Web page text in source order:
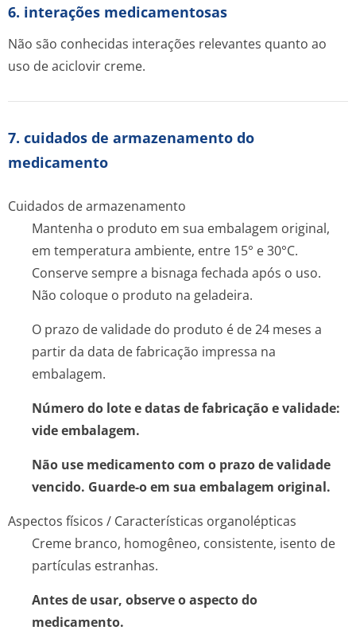
6. interações medicamentosas
Não são conhecidas interações relevantes quanto ao
uso de aciclovir creme.
7. cuidados de armazenamento do
medicamento
Cuidados de armazenamento
Mantenha o produto em sua embalagem original,
em temperatura ambiente, entre 15° e 30°C.
Conserve sempre a bisnaga fechada após o uso.
Não coloque o produto na geladeira.
O prazo de validade do produto é de 24 meses a
partir da data de fabricação impressa na
embalagem.
Número do lote e datas de fabricação e validade:
vide embalagem.
Não use medicamento com o prazo de validade
vencido. Guarde-o em sua embalagem original.
Aspectos físicos / Características organolépticas
Creme branco, homogêneo, consistente, isento de
partículas estranhas.
Antes de usar, observe o aspecto do
medicamento.